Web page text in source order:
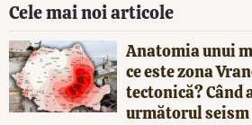
Cele mai noi articole
Anatomia unui
ce este zona
tectonică? Când
următorul